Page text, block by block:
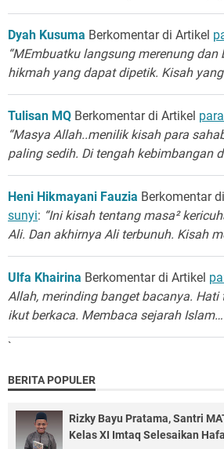
Dyah Kusuma Berkomentar di Artikel
“MEmbuatku langsung merenung dan
hikmah yang dapat dipetik. Kisah
Tulisan MQ Berkomentar di Artikel
“Masya Allah..menilik kisah para
paling sedih. Di tengah kebimbangan
Heni Hikmayani Fauzia Berkomentar
sunyi: “Ini kisah tentang masa²
Ali. Dan akhirnya Ali terbunuh. Kisah
Ulfa Khairina Berkomentar di Artikel
Allah, merinding banget bacanya. Hati
ikut berkaca. Membaca sejarah
`
BERITA POPULER
Rizky Bayu Pratama, Santri
Kelas XI Imtaq Selesaikan